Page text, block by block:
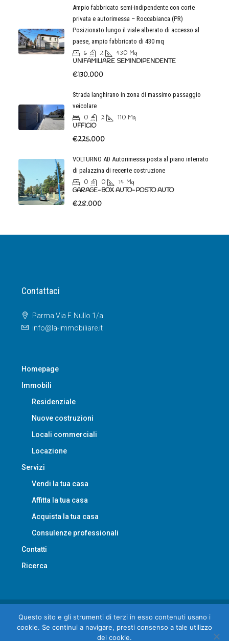
privata e autorimessa – Roccabianca (PR)
Posizionato lungo il viale alberato di accesso al
paese, ampio fabbricato di 430 mq
6 2 430 Mq
UNIFAMILIARE SEMINDIPENDENTE
€130.000
veicolare
0
UFFICIO
€225.000
di palazzina di recente costruzione
0 0 14 Mq
GARAGE-BOX AUTO-POSTO AUTO
€28.000
info@la-immobiliare.it
Immobili
Residenziale
Nuove costruzioni
Locali commerciali
Locazione
Servizi
Vendi la tua casa
Affitta la tua casa
Acquista la tua casa
Consulenze professionali
Contatti
Ricerca
© LAimmobiliare - All rights reserved
Privacy Contatti
Questo sito e gli strumenti di terzi in esso contenuti usano i
cookie. Se continui a navigare, presti consenso a tale utilizzo
dei cookie.